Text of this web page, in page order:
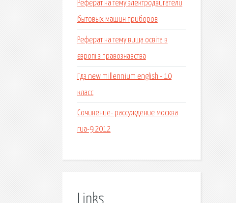
Реферат на тему электродвигатели
бытовых машин приборов
Реферат на тему вища освіта в
європі з правознавства
Гдз new millennium english - 10
класс
Сочинение- рассуждение москва
гиа-9 2012
Links